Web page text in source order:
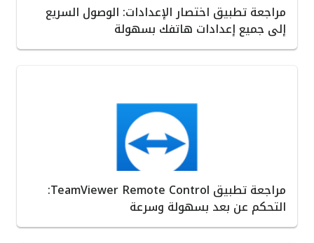
مراجعة تطبيق اختصار الإعدادات: الوصول السريع
إلى جميع إعدادات هاتفك بسهولة
مراجعة تطبيق TeamViewer Remote Control:
التحكم عن بعد بسهولة وسرعة